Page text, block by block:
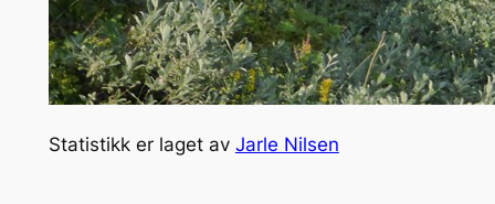
Statistikk er laget av Jarle Nilsen